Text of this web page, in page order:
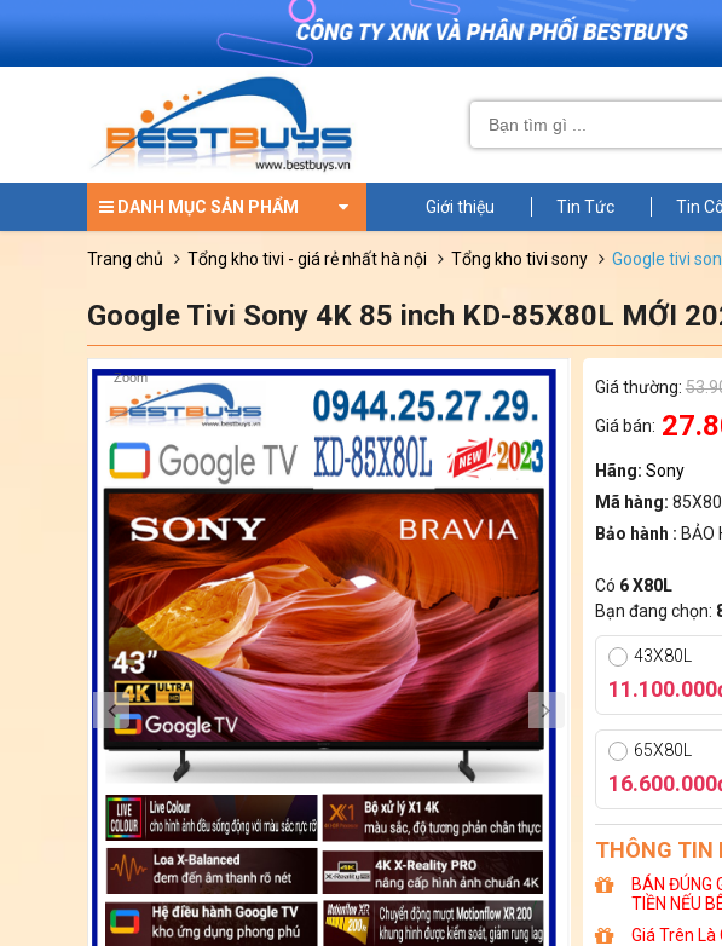
DANH MỤC SẢN PHẨM Giới thiệu Tin Tức Tin
trang chủ tổng kho tivi - giá rẻ nhất hà nội tổng kho tivi sony google tivi
Google Tivi Sony 4K 85 inch KD-85X80L MỚI
Zoom Zoom
Giá thường:
Giá bán:
Hãng: Sony
Mã hàng:
Bảo hành : BẢO
Có 6 X80L
Bạn đang chọn:
43X80L
65X80L
THÔNG TIN
BÁN ĐÚNG
TIỀN NẾU
Giá Trên Là